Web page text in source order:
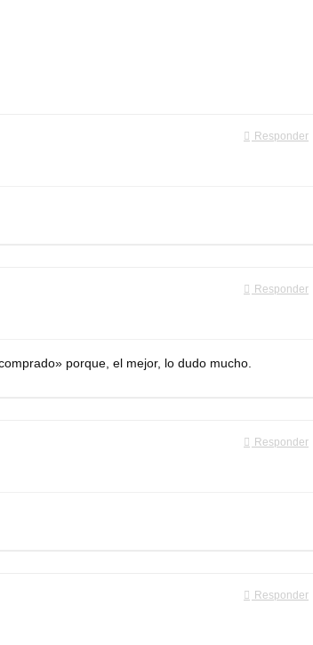
Responder
Responder
porque, el mejor, lo dudo mucho.
Responder
Responder